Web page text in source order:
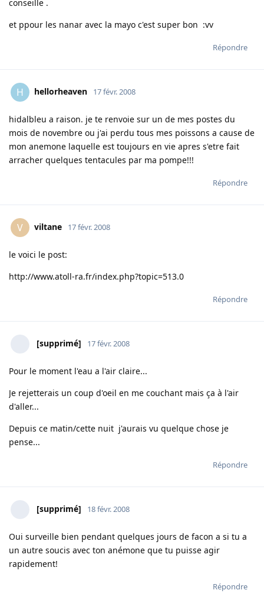
conseille .
et ppour les nanar avec la mayo c'est super bon :vv
Répondre
H hellorheaven 17 févr. 2008
hidalbleu a raison. je te renvoie sur un de mes postes du
mois de novembre ou j'ai perdu tous mes poissons a cause de
mon anemone laquelle est toujours en vie apres s'etre fait
arracher quelques tentacules par ma pompe!!!
Répondre
V viltane 17 févr. 2008
le voici le post:
http://www.atoll-ra.fr/index.php?topic=513.0
Répondre
[supprimé] 17 févr. 2008
Pour le moment l'eau a l'air claire...
Je rejetterais un coup d'oeil en me couchant mais ça à l'air
d'aller...
Depuis ce matin/cette nuit j'aurais vu quelque chose je
pense...
Répondre
[supprimé] 18 févr. 2008
Oui surveille bien pendant quelques jours de facon a si tu a
un autre soucis avec ton anémone que tu puisse agir
rapidement!
Répondre